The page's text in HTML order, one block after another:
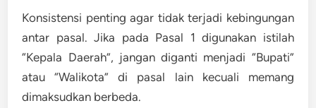
Konsistensi penting agar tidak terjadi kebingungan
antar pasal. Jika pada Pasal 1 digunakan istilah
“Kepala Daerah”, jangan diganti menjadi “Bupati”
atau “Walikota” di pasal lain kecuali memang
dimaksudkan berbeda.